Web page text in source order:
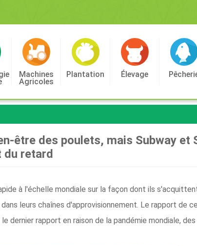
Machines
Agricoles
Plantation Élevage
être des poulets, mais Subway et
du retard
à l'échelle mondiale sur la façon dont ils
leurs chaînes d'approvisionnement. Le rapport de
dernier rapport en raison de la pandémie mondiale,